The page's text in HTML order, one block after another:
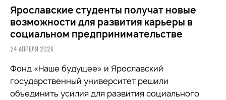
Ярославские студенты получат новые
возможности для развития карьеры в
социальном предпринимательстве
24 АПРЕЛЯ 2026
Фонд «Наше будущее» и Ярославский
государственный университет решили
объединить усилия для развития социального